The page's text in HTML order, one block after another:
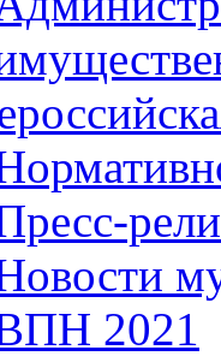
2021